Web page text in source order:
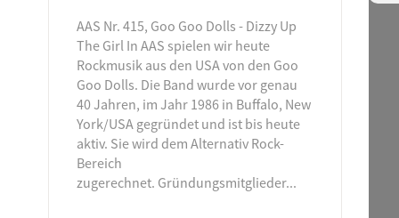
AAS Nr. 415, Goo Goo Dolls - Dizzy Up
The Girl In AAS spielen wir heute
Rockmusik aus den USA von den Goo
Goo Dolls. Die Band wurde vor genau
40 Jahren, im Jahr 1986 in Buffalo, New
York/USA gegründet und ist bis heute
aktiv. Sie wird dem Alternativ Rock-
Bereich
zugerechnet. Gründungsmitglieder...